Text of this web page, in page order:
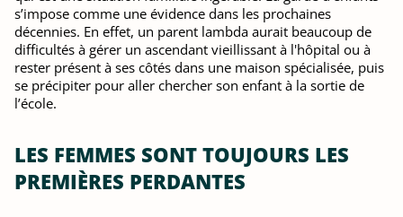
s’impose comme une évidence dans les prochaines
décennies. En effet, un parent lambda aurait beaucoup de
difficultés à gérer un ascendant vieillissant à l'hôpital ou à
rester présent à ses côtés dans une maison spécialisée, puis
se précipiter pour aller chercher son enfant à la sortie de
l’école.
LES FEMMES SONT TOUJOURS LES
PREMIÈRES PERDANTES